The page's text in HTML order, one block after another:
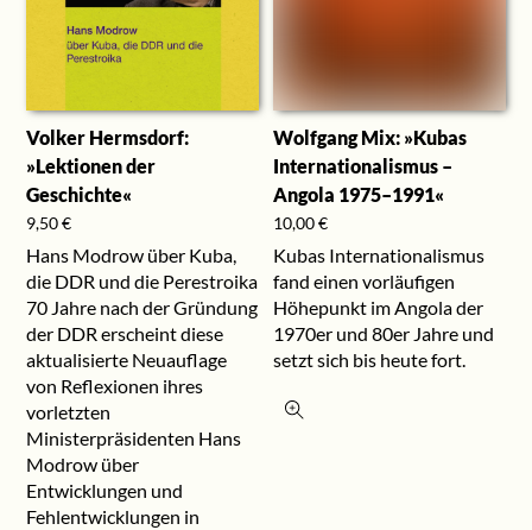
Volker Hermsdorf:
»Lektionen der
Geschichte«
9,50€
Hans Modrow über Kuba,
die DDR und die Perestroika
70 Jahre nach der Gründung
der DDR erscheint diese
aktualisierte Neuauflage
von Reflexionen ihres
vorletzten
Ministerpräsidenten Hans
Modrow über
Entwicklungen und
Fehlentwicklungen in
Wolfgang Mix: »Kubas
Internationalismus –
Angola 1975–1991«
10,00€
Kubas Internationalismus
fand einen vorläufigen
Höhepunkt im Angola der
1970er und 80er Jahre und
setzt sich bis heute fort.